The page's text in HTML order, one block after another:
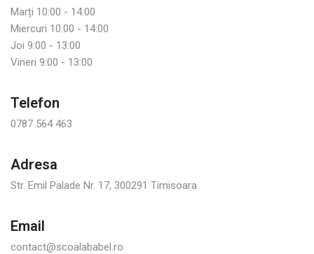
Marți 10:00 - 14:00
Miercuri 10:00 - 14:00
Joi 9:00 - 13:00
Vineri 9:00 - 13:00
Telefon
0787 564 463
Adresa
Str. Emil Palade Nr. 17, 300291 Timisoara
Email
contact@scoalababel.ro